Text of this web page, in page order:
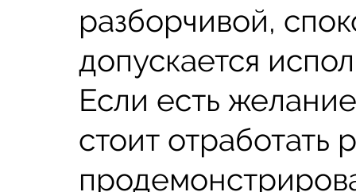
разборчивой,
допускается
Если есть
стоит отработать